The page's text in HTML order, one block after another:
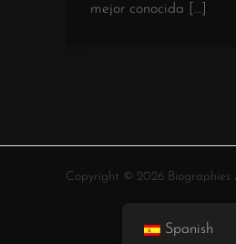
mejor conocida […]
Copyright © 2026 Biographies
Spanish